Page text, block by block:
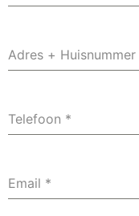
Adres + Huisnummer
Telefoon *
Email *